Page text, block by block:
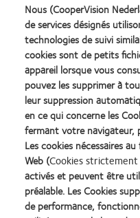
Numéro de client
E-mail personne de contact
Adresse magasin d'optique
Localité magasin d’optique
Nous (CooperVision
de services désignés
technologies de suivi
cookies sont de petits
appareil lorsque vous
pouvez les supprimer à
leur suppression
en ce qui concerne les
fermant votre navigateur,
Les cookies nécessaires
Web (Cookies strictement
activés et peuvent être
préalable. Les Cookies
de performance,